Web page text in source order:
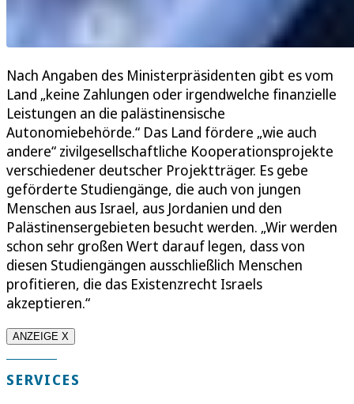
Nach Angaben des Ministerpräsidenten gibt es vom
Land „keine Zahlungen oder irgendwelche finanzielle
Leistungen an die palästinensische
Autonomiebehörde.“ Das Land fördere „wie auch
andere“ zivilgesellschaftliche Kooperationsprojekte
verschiedener deutscher Projektträger. Es gebe
geförderte Studiengänge, die auch von jungen
Menschen aus Israel, aus Jordanien und den
Palästinensergebieten besucht werden. „Wir werden
schon sehr großen Wert darauf legen, dass von
diesen Studiengängen ausschließlich Menschen
profitieren, die das Existenzrecht Israels
akzeptieren.“
ANZEIGE X
SERVICES